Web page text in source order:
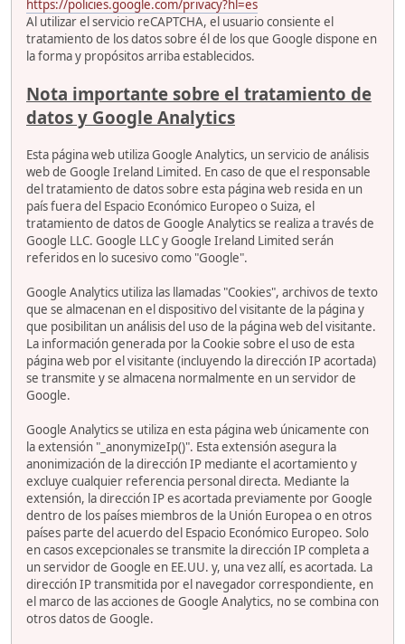
https://policies.google.com/privacy?hl=es
Al utilizar el servicio reCAPTCHA, el usuario consiente el
tratamiento de los datos sobre él de los que Google dispone en
la forma y propósitos arriba establecidos.
Nota importante sobre el tratamiento de
datos y Google Analytics
Esta página web utiliza Google Analytics, un servicio de análisis
web de Google Ireland Limited. En caso de que el responsable
del tratamiento de datos sobre esta página web resida en un
país fuera del Espacio Económico Europeo o Suiza, el
tratamiento de datos de Google Analytics se realiza a través de
Google LLC. Google LLC y Google Ireland Limited serán
referidos en lo sucesivo como "Google".
Google Analytics utiliza las llamadas "Cookies", archivos de texto
que se almacenan en el dispositivo del visitante de la página y
que posibilitan un análisis del uso de la página web del visitante.
La información generada por la Cookie sobre el uso de esta
página web por el visitante (incluyendo la dirección IP acortada)
se transmite y se almacena normalmente en un servidor de
Google.
Google Analytics se utiliza en esta página web únicamente con
la extensión "_anonymizeIp()". Esta extensión asegura la
anonimización de la dirección IP mediante el acortamiento y
excluye cualquier referencia personal directa. Mediante la
extensión, la dirección IP es acortada previamente por Google
dentro de los países miembros de la Unión Europea o en otros
países parte del acuerdo del Espacio Económico Europeo. Solo
en casos excepcionales se transmite la dirección IP completa a
un servidor de Google en EE.UU. y, una vez allí, es acortada. La
dirección IP transmitida por el navegador correspondiente, en
el marco de las acciones de Google Analytics, no se combina con
otros datos de Google.